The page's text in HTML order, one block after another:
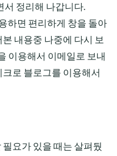
정리해 나갑니다.
하면 편리하게 창을 돌아
내용중 나중에 다시 보
이용해서 이메일로 보내
로 블로그를 이용해서
요가 있을 때는 살펴뒀